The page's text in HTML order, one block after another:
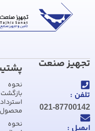
تجهیز صنعت
تلفن :
021-87700142
ایمیل :
نحوه
استرداد
محصول
نحوه